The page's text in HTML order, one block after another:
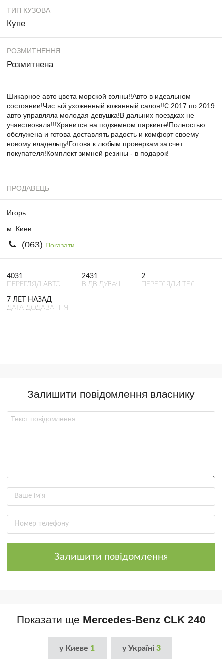
ТИП КУЗОВА
Купе
РОЗМИТНЕННЯ
Розмитнена
Шикарное авто цвета морской волны!!Авто в идеальном
состоянии!Чистый ухоженный кожанный салон!!С 2017 по 2019
авто управляла молодая девушка!В дальних поездках не
учавствовала!!!Хранится на подземном паркинге!Полностью
обслужена и готова доставлять радость и комфорт своему
новому владельцу!Готова к любым проверкам за счет
покупателя!Комплект зимней резины - в подарок!
ПРОДАВЕЦЬ
Игорь
м. Киев
(063) Показати
4031
ПЕРЕГЛЯД АВТО
2431
ВІДВІДУВАЧ
2
ПЕРЕГЛЯДИ ТЕЛ.
7 ЛЕТ НАЗАД
ДАТА ДОДАВАННЯ
Залишити повідомлення власнику
Залишити повідомлення
Показати ще Mercedes-Benz CLK 240
у Киеве 1 у Україні 3